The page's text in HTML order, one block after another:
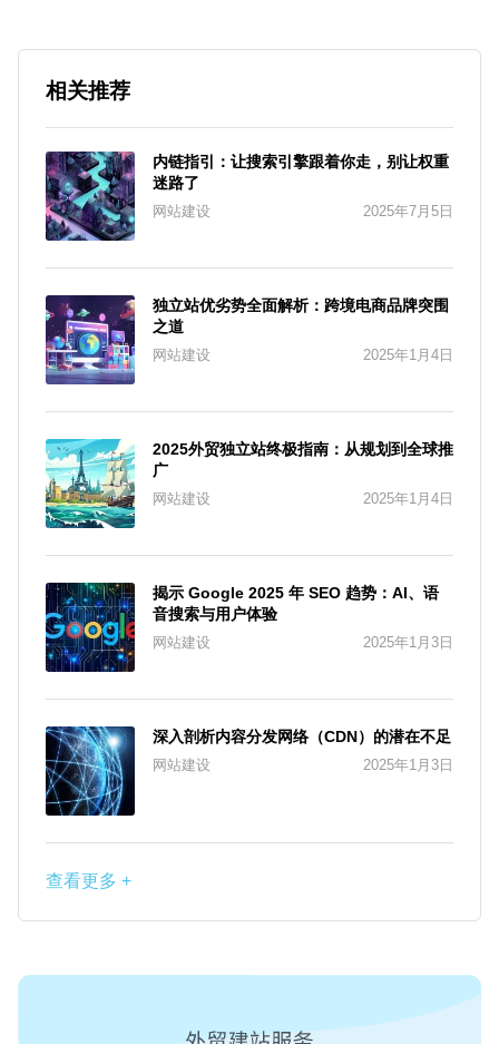
相关推荐
内链指引：让搜索引擎跟着你走，别让权重
迷路了
网站建设 2025年7月5日
独立站优劣势全面解析：跨境电商品牌突围
之道
网站建设 2025年1月4日
2025外贸独立站终极指南：从规划到全球推
广
网站建设 2025年1月4日
揭示 Google 2025 年 SEO 趋势：AI、语
音搜索与用户体验
网站建设 2025年1月3日
深入剖析内容分发网络（CDN）的潜在不足
网站建设 2025年1月3日
查看更多 +